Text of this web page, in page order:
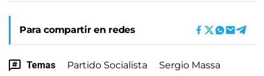
Para compartir en redes
Temas Partido Socialista Sergio Massa